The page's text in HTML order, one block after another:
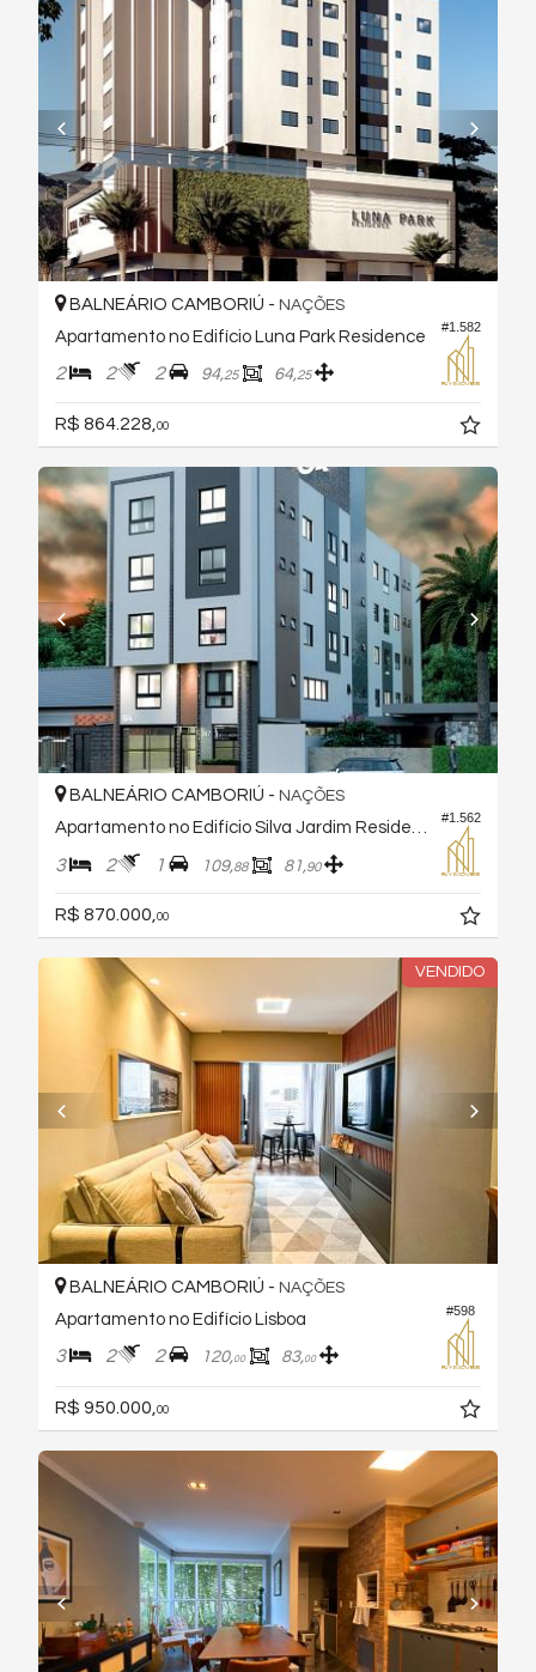
#1.582
BALNEÁRIO CAMBORIÚ - NAÇÕES
Apartamento no Edifício Luna Park Residence
2 2 2 94,25 64,25
R$ 864.228, 00
#1.562
BALNEÁRIO CAMBORIÚ - NAÇÕES
Apartamento no Edifício Silva Jardim Residencial
3 2 1 109,88 81,90
R$ 870.000,00
VENDIDO
#598
BALNEÁRIO CAMBORIÚ - NAÇÕES
Apartamento no Edifício Lisboa
3 2 2 120,00 83,00
R$ 950.000, 00